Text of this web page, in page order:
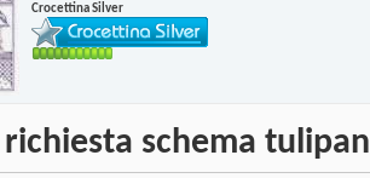
Crocettina Silver
richiesta schema